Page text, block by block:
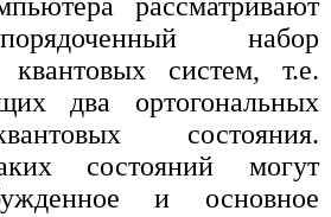
набор
квантовых систем, т.е.
два ортогональных
состояния.
состояний могут
и основное